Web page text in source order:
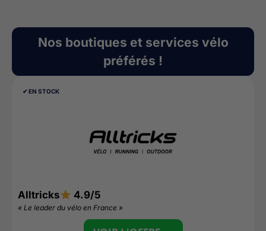
Nos boutiques et services vélo
préférés !
✔︎ EN STOCK
Alltricks 4.9/5
« Le leader du vélo en France »